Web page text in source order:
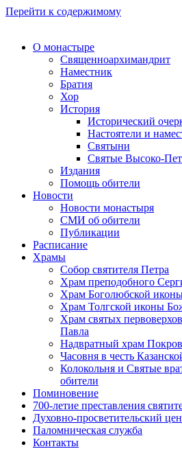
Перейти к содержимому
О монастыре
Священноархимандрит
Наместник
Братия
Хор
История
Исторический
Настоятели и
Святыни
Святые Высоко-
Издания
Помощь обители
Новости
Новости монастыря
СМИ об обители
Публикации
Расписание
Храмы
Собор святителя Петра
Храм преподобного
Храм Боголюбской
Храм Толгской иконы
Храм святых
Павла
Надвратный храм
Часовня в честь
Колокольня и Святые
обители
Поминовение
700-летие преставления
Духовно-просветительский
Паломническая служба
Контакты